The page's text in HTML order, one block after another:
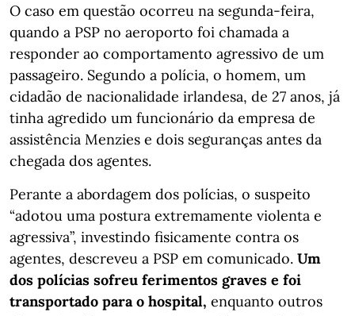
O caso em questão ocorreu na segunda-feira,
quando a PSP no aeroporto foi chamada a
responder ao comportamento agressivo de um
passageiro. Segundo a polícia, o homem, um
cidadão de nacionalidade irlandesa, de 27 anos, já
tinha agredido um funcionário da empresa de
assistência Menzies e dois seguranças antes da
chegada dos agentes.
Perante a abordagem dos polícias, o suspeito
“adotou uma postura extremamente violenta e
agressiva”, investindo fisicamente contra os
agentes, descreveu a PSP em comunicado. Um
dos polícias sofreu ferimentos graves e foi
transportado para o hospital, enquanto outros